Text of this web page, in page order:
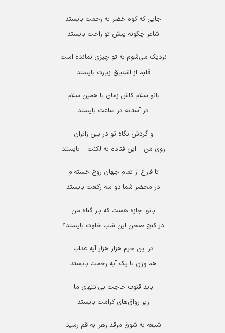
جایی که کوه خضر به زحمت بایستد
شاعر چگونه پیش تو راحت بایستد
نزدیک می‌شوم به تو چیزی نمانده است
قلبم از اشتیاق زیارت بایستد
بانو سلام کاش زمان با همین سلام
در آستانه در ساعت بایستد
و گردش نگاه تو در بین زائران
روی من – این فتاده به لکنت – بایستد
تا فارغ از تمام جهان روح خسته‌ام
در محضر شما دو سه رکعت بایستد
بانو اجازه هست که بار گناه من
در کنج صحن این شب خلوت بایستد؟
در این حرم هزار هزار آیه عذاب
هم وزن با یک آیه رحمت بایستد
باید قنوت حاجت بی‌انتهای ما
زیر رواق‌های کرامت بایستد
شیعه به شوق مرقد زهرا به قم رسید